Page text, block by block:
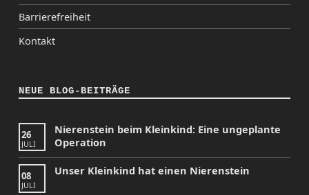
Barrierefreiheit
Kontakt
NEUE BLOG-BEITRÄGE
26
JULI
Nierenstein beim Kleinkind: Eine ungeplante
Operation
08
JULI
Unser Kleinkind hat einen Nierenstein